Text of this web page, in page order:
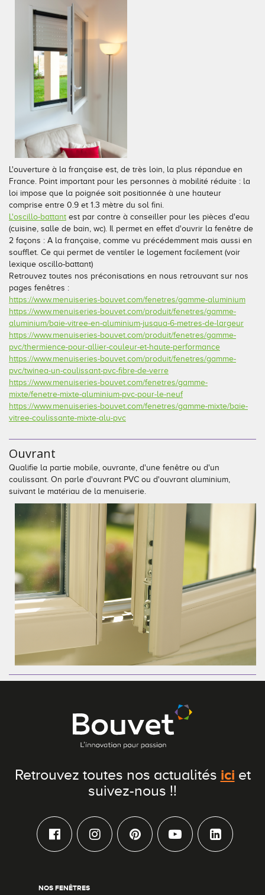
L'ouverture à la française est, de très loin, la plus répandue en
France. Point important pour les personnes à mobilité réduite : la
loi impose que la poignée soit positionnée à une hauteur
comprise entre 0.9 et 1.3 mètre du sol fini.
L'oscillo-battant est par contre à conseiller pour les pièces d'eau
(cuisine, salle de bain, wc). Il permet en effet d'ouvrir la fenêtre de
2 façons : A la française, comme vu précédemment mais aussi en
soufflet. Ce qui permet de ventiler le logement facilement (voir
lexique oscillo-battant)
Retrouvez toutes nos préconisations en nous retrouvant sur nos
pages fenêtres :
https://www.menuiseries-bouvet.com/fenetres/gamme-aluminium
https://www.menuiseries-bouvet.com/produit/fenetres/gamme-
aluminium/baie-vitree-en-aluminium-jusqua-6-metres-de-largeur
https://www.menuiseries-bouvet.com/produit/fenetres/gamme-
pvc/thermience-pour-allier-couleur-et-haute-performance
https://www.menuiseries-bouvet.com/produit/fenetres/gamme-
pvc/twinea-un-coulissant-pvc-fibre-de-verre
https://www.menuiseries-bouvet.com/fenetres/gamme-
mixte/fenetre-mixte-aluminium-pvc-pour-le-neuf
https://www.menuiseries-bouvet.com/fenetres/gamme-mixte/baie-
vitree-coulissante-mixte-alu-pvc
Ouvrant
Qualifie la partie mobile, ouvrante, d'une fenêtre ou d'un
coulissant. On parle d'ouvrant PVC ou d'ouvrant aluminium,
suivant le matériau de la menuiserie.
Retrouvez toutes nos actualités ici et
suivez-nous !!
NOS FENÊTRES